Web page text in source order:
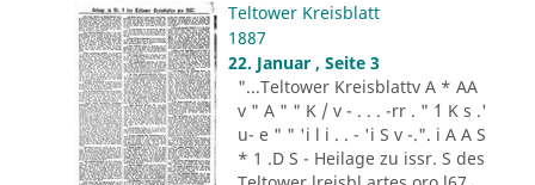
Teltower Kreisblatt
1887
22. Januar , Seite 3
"...Teltower Kreisblattv A * AA
v " A " " K / v - . . . -rr . " ´1 K s .'
u- e " " 'i l i . . - 'i S v -.". i A A S
* 1 .D S - Heilage zu issr. S des